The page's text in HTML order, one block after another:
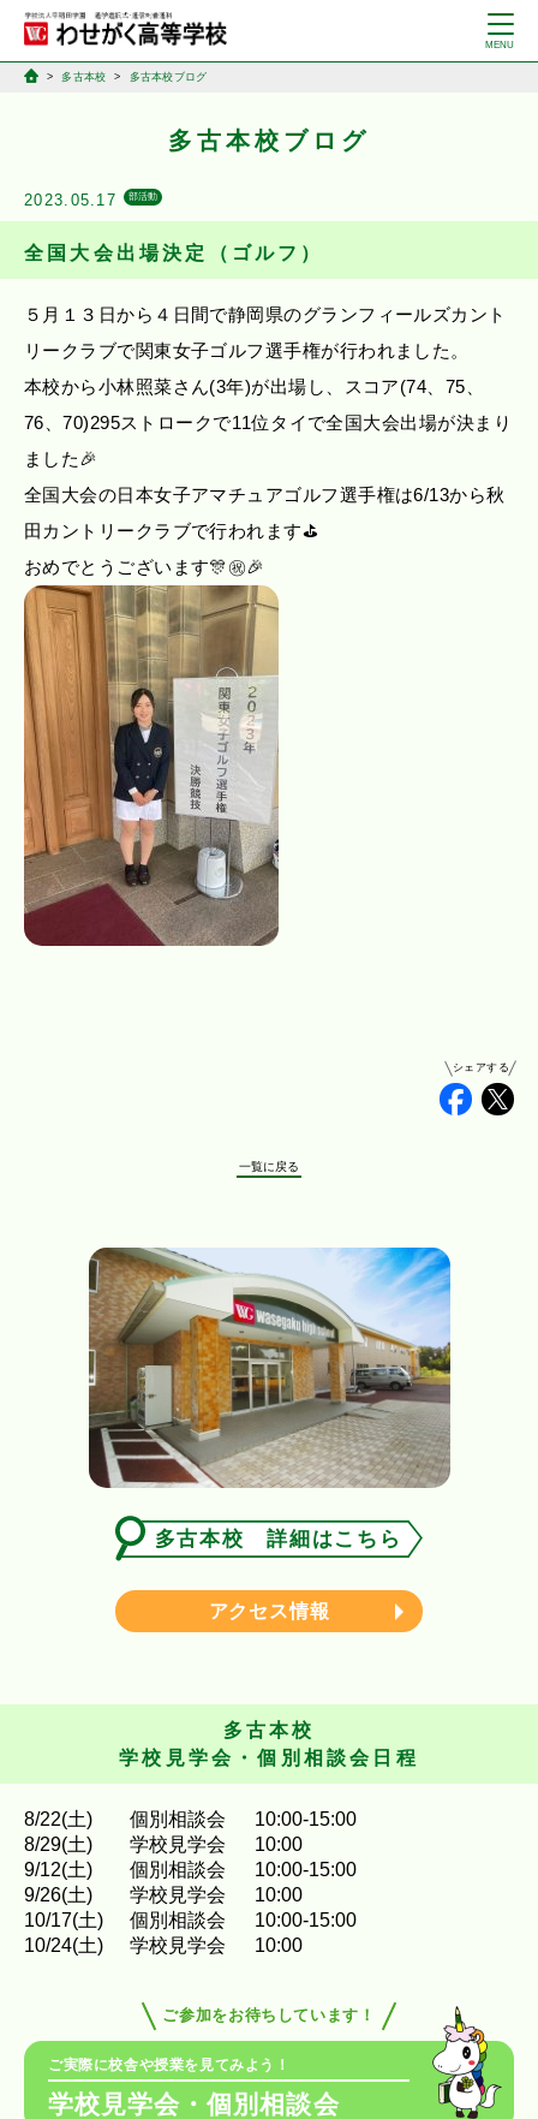
多古本校 多古本校ブログ
多古本校ブログ
2023.05.17 部活動
全国大会出場決定（ゴルフ）
５月１３日から４日間で静岡県のグランフィールズカント
リークラブで関東女子ゴルフ選手権が行われました。
本校から小林照菜さん(3年)が出場し、スコア(74、75、
76、70)295ストロークで11位タイで全国大会出場が決まり
ました🎉
全国大会の日本女子アマチュアゴルフ選手権は6/13から秋
田カントリークラブで行われます⛳️
おめでとうございます🎊㊗️🎉
シェアする
一覧に戻る
多古本校 詳細はこちら
アクセス情報
多古本校
学校見学会・個別相談会日程
8/22(土) 個別相談会
10:00-15:00
8/29(土) 学校見学会
10:00
9/12(土) 個別相談会
10:00-15:00
9/26(土) 学校見学会
10:00
10/17(土) 個別相談会
10:00-15:00
10/24(土) 学校見学会 10:00
ご参加をお待ちしています！
ご実際に校舎や授業を見てみよう！
学校見学会・個別相談会